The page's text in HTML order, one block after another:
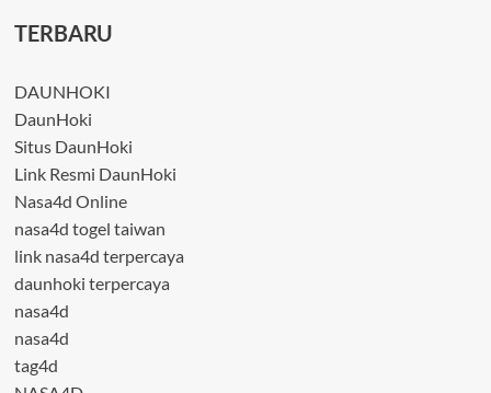
TERBARU
DAUNHOKI
DaunHoki
Situs DaunHoki
Link Resmi DaunHoki
Nasa4d Online
nasa4d togel taiwan
link nasa4d terpercaya
daunhoki terpercaya
nasa4d
nasa4d
tag4d